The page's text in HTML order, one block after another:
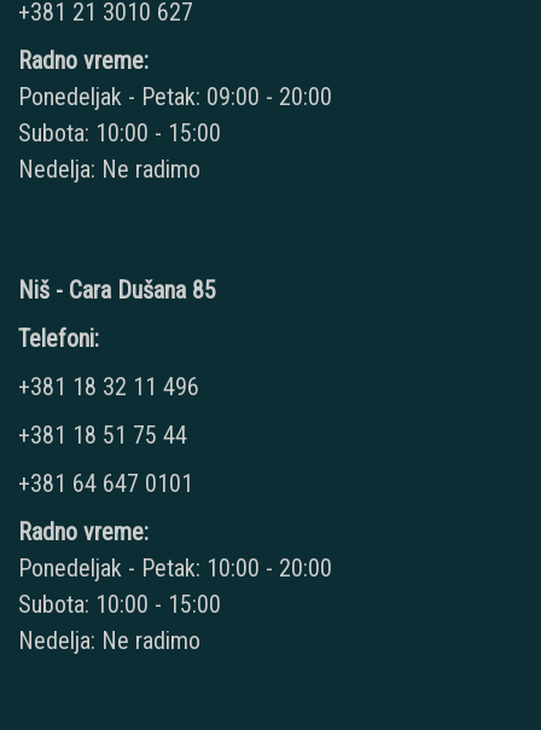
+381 21 3010 627
Radno vreme:
Ponedeljak - Petak: 09:00 - 20:00
Subota: 10:00 - 15:00
Nedelja: Ne radimo
Niš - Cara Dušana 85
Telefoni:
+381 18 32 11 496
+381 18 51 75 44
+381 64 647 0101
Radno vreme:
Ponedeljak - Petak: 10:00 - 20:00
Subota: 10:00 - 15:00
Nedelja: Ne radimo